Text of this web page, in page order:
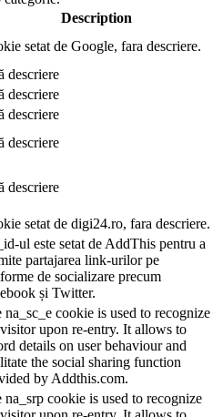
Description
setat de Google, fara descriere.
descriere
descriere
descriere
descriere
descriere
setat de digi24.ro, fara descriere.
ul este setat de AddThis pentru a
partajarea link-urilor pe
de socializare precum
și Twitter.
na_sc_e cookie is used to recognize
upon re-entry. It allows to
details on user behaviour and
the social sharing function
by Addthis.com.
na_srp cookie is used to recognize